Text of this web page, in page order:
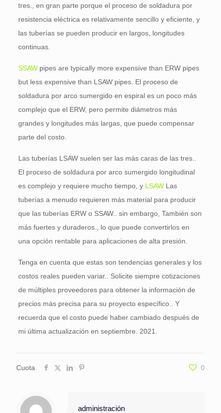
tres., en gran parte porque el proceso de soldadura por
resistencia eléctrica es relativamente sencillo y eficiente, y
las tuberías se pueden producir en largos, longitudes
continuas.
SSAW pipes are typically more expensive than ERW pipes
but less expensive than LSAW pipes. El proceso de
soldadura por arco sumergido en espiral es un poco más
complejo que el ERW, pero permite diámetros más
grandes y longitudes más largas, que puede compensar
parte del costo.
Las tuberías LSAW suelen ser las más caras de las tres..
El proceso de soldadura por arco sumergido longitudinal
es complejo y requiere mucho tiempo, y LSAWLas
tuberías a menudo requieren más material para producir
que las tuberías ERW o SSAW.. sin embargo, También son
más fuertes y duraderos., lo que puede convertirlos en
una opción rentable para aplicaciones de alta presión.
Tenga en cuenta que estas son tendencias generales y los
costos reales pueden variar.. Solicite siempre cotizaciones
de múltiples proveedores para obtener la información de
precios más precisa para su proyecto específico.. Y
recuerda que el costo puede haber cambiado después de
mi última actualización en septiembre. 2021.
Cuota 0
administración